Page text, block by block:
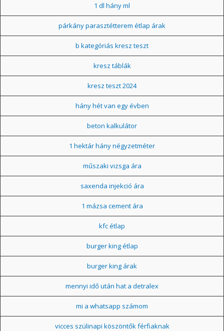
1 dl hány ml
párkány parasztétterem étlap árak
b kategóriás kresz teszt
kresz táblák
kresz teszt 2024
hány hét van egy évben
beton kalkulátor
1 hektár hány négyzetméter
műszaki vizsga ára
saxenda injekció ára
1 mázsa cement ára
kfc étlap
burger king étlap
burger king árak
mennyi idő után hat a detralex
mi a whatsapp számom
vicces szülinapi köszöntők férfiaknak